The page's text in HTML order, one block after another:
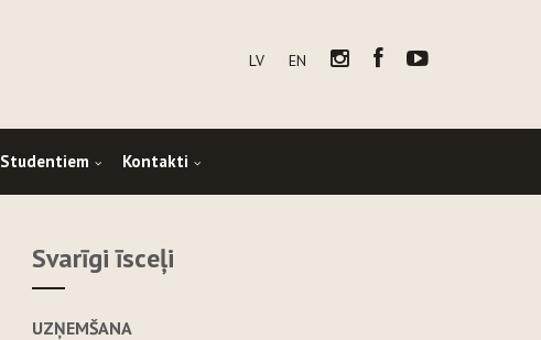
LV EN
Studentiem Kontakti
Svarīgi īsceļi
UZŅEMŠANA